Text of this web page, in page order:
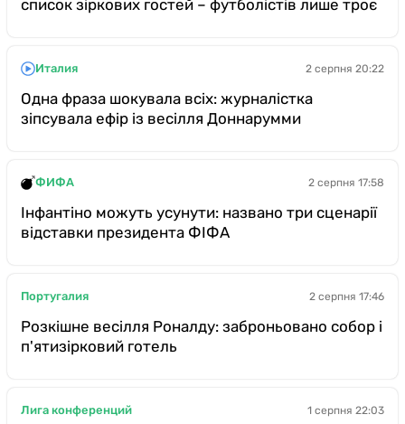
список зіркових гостей – футболістів лише троє
Италия 2 серпня 20:22
Одна фраза шокувала всіх: журналістка
зіпсувала ефір із весілля Доннарумми
ФИФА 2 серпня 17:58
Інфантіно можуть усунути: названо три сценарії
відставки президента ФІФА
Португалия 2 серпня 17:46
Розкішне весілля Роналду: заброньовано собор і
п'ятизірковий готель
Лига конференций 1 серпня 22:03